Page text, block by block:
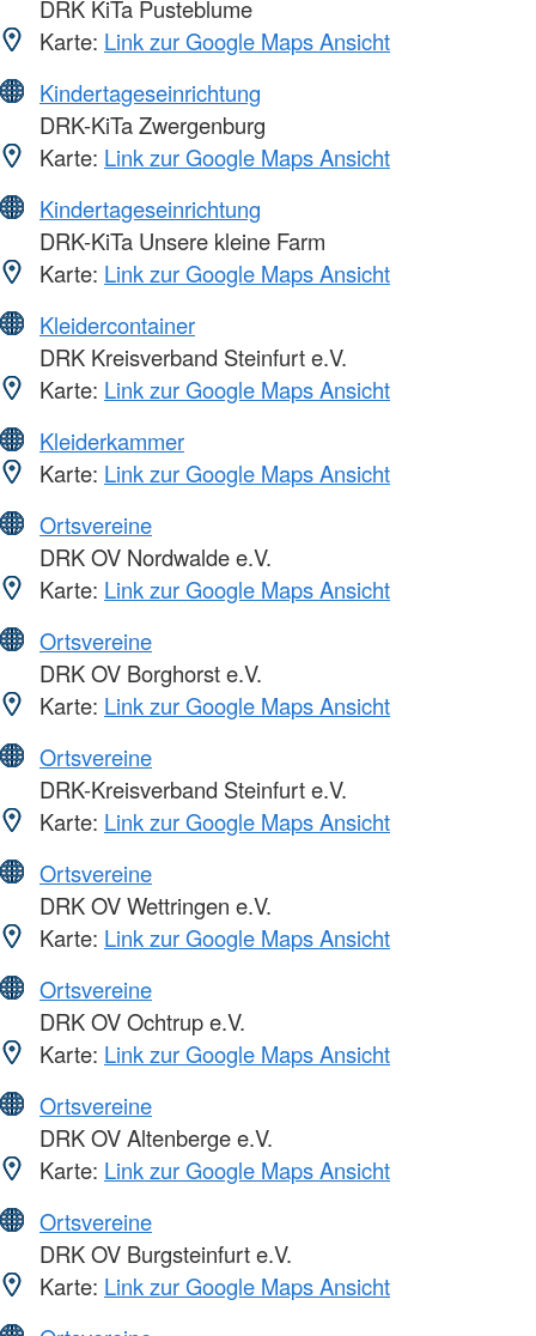
DRK KiTa Pusteblume
Karte: Link zur Google Maps Ansicht
Kindertageseinrichtung
DRK-KiTa Zwergenburg
Karte: Link zur Google Maps Ansicht
Kindertageseinrichtung
DRK-KiTa Unsere kleine Farm
Karte: Link zur Google Maps Ansicht
Kleidercontainer
DRK Kreisverband Steinfurt e.V.
Karte: Link zur Google Maps Ansicht
Kleiderkammer
Karte: Link zur Google Maps Ansicht
Ortsvereine
DRK OV Nordwalde e.V.
Karte: Link zur Google Maps Ansicht
Ortsvereine
DRK OV Borghorst e.V.
Karte: Link zur Google Maps Ansicht
Ortsvereine
DRK-Kreisverband Steinfurt e.V.
Karte: Link zur Google Maps Ansicht
Ortsvereine
DRK OV Wettringen e.V.
Karte: Link zur Google Maps Ansicht
Ortsvereine
DRK OV Ochtrup e.V.
Karte: Link zur Google Maps Ansicht
Ortsvereine
DRK OV Altenberge e.V.
Karte: Link zur Google Maps Ansicht
Ortsvereine
DRK OV Burgsteinfurt e.V.
Karte: Link zur Google Maps Ansicht